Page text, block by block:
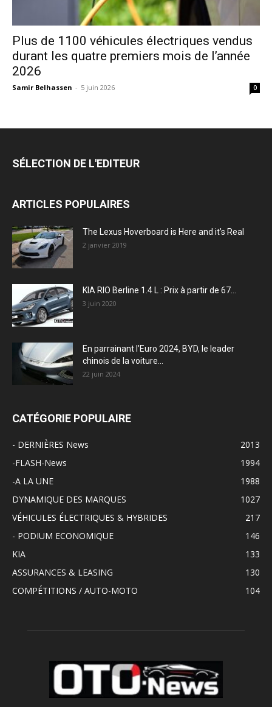
Plus de 1100 véhicules électriques vendus
durant les quatre premiers mois de l’année
2026
Samir Belhassen - 5 juin 2026 0
SÉLECTION DE L'EDITEUR
ARTICLES POPULAIRES
The Lexus Hoverboard is Here and it’s Real
2 janvier 2019
KIA RIO Berline 1.4 L : Prix à partir de 67...
3 juin 2020
En parrainant l’Euro 2024, BYD, le leader
chinois de la voiture...
22 juin 2024
CATÉGORIE POPULAIRE
- DERNIÈRES News
2013
-FLASH-News
1994
-A LA UNE
1988
DYNAMIQUE DES MARQUES
1027
VÉHICULES ÉLECTRIQUES & HYBRIDES
217
- PODIUM ECONOMIQUE
146
KIA
133
ASSURANCES & LEASING
130
COMPÉTITIONS / AUTO-MOTO
104